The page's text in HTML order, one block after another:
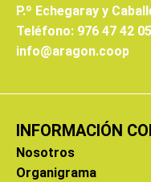
P.º Echegaray y
Teléfono: 976 47 42 05
info@aragon.coop
INFORMACIÓN
Nosotros
Organigrama